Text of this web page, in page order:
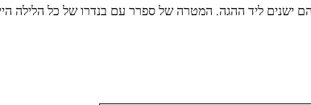
ליד ההגה. המטרה של ספרר עם בנדרו של כל הלילה